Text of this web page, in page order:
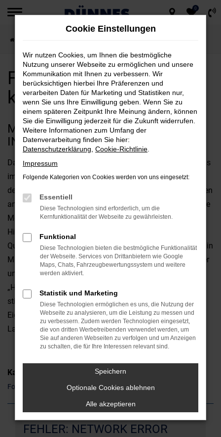
Zum
springen
0
Ford S-Max für München
kaufen
MIT DEM FORD S-MAX UNTERWEGS
IN MÜNCHEN
Das perfekte Fahrzeug für München? Diese Frage wird uns
immer wieder gestellt und offen gestanden, kommt es bei
der Beantwortung stark auf Ihre individuellen Vorstellungen
an. Fest steht jedoch, dass der Ford S-Max bestens für Ihre
Mobilität in München geeignet ist und gleich in mehrerlei
Hinsicht überzeugt. Da ist zum einen die erstklassige
Qualität, da sind aber auch die emotionalen Faktoren. Ob in
München oder anderswo: ein Ford S-Max ist ein Hingucker
und weckt gleich auf den ersten Blick Sympathien. Die
„Hardfacts“ wie Leistung, Ausstattung und Verbrauch
stimmen natürlich ebenfalls und unterstreichen die
Eignung sowohl für den Stadtverkehr als auch für
Landstraße und Autobahn.
Kategorie
Ford S-Max Gebrauchtwagen München
FEHLER: NETWORK ERROR
Cookie Einstellungen
Wir nutzen Cookies, um Ihnen die bestmögliche
Nutzung unserer Webseite zu ermöglichen und unsere
Kommunikation mit Ihnen zu verbessern. Wir
berücksichtigen hierbei Ihre Präferenzen und
verarbeiten Daten für Marketing und Statistiken nur,
wenn Sie uns Ihre Einwilligung geben. Wenn Sie zu
einem späteren Zeitpunkt Ihre Meinung ändern, können
Sie die Einwilligung jederzeit für die Zukunft widerrufen.
Weitere Informationen zum Umfang der
Datenverarbeitung finden Sie hier:
Datenschutzerklärung Cookie-Richtlinie
Impressum
Folgende Kategorien von Cookies werden von uns eingesetzt:
Essentiell
Diese Technologien sind erforderlich, um die
Kernfunktionalität der Webseite zu gewährleisten.
Funktional
Diese Technologien bieten die bestmögliche Funktionalität
der Webseite. Services von Drittanbietern wie Google
Maps, Chats, Fahrzeugbewertungssystem und weitere
werden aktiviert.
Statistik und Marketing
Diese Technologien ermöglichen es uns, die Nutzung der
Webseite zu analysieren, um die Leistung zu messen und
zu verbessern. Zudem werden Technologien eingesetzt,
die von dritten Werbetreibenden verwendet werden, um
Sie auf anderen Webseiten zu verfolgen und um Anzeigen
zu schalten, die für Ihre Interessen relevant sind.
Speichern
Optionale Cookies ablehnen
Alle akzeptieren